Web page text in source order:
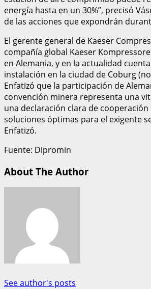
energía hasta en un 30%”, precisó
de las acciones que expondrán
El gerente general de Kaeser
compañía global Kaeser
en Alemania, y en la actualidad
instalación en la ciudad de Coburg
Enfatizó que la participación de
convención minera representa una
una declaración clara de
soluciones óptimas para el exigente
Enfatizó.
Fuente: Dipromin
About The Author
See author's posts